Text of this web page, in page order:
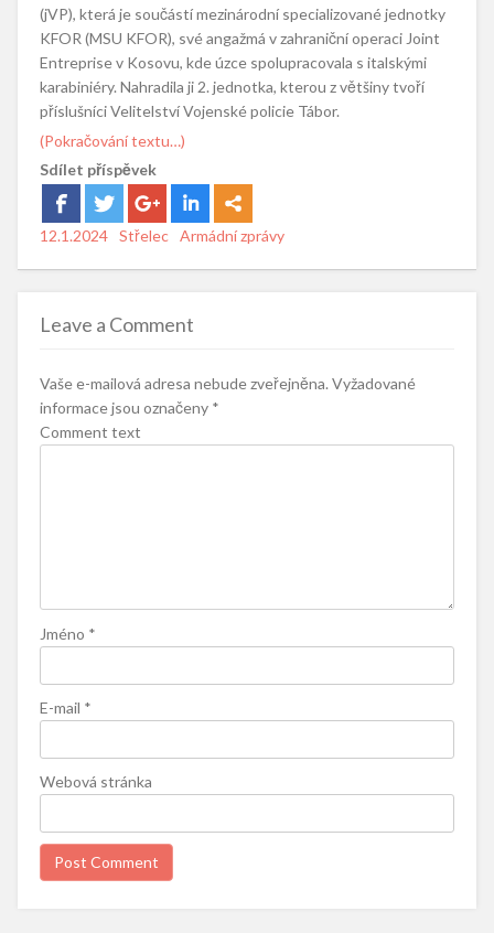
(jVP), která je součástí mezinárodní specializované jednotky
KFOR (MSU KFOR), své angažmá v zahraniční operaci Joint
Entreprise v Kosovu, kde úzce spolupracovala s italskými
karabiniéry. Nahradila ji 2. jednotka, kterou z většiny tvoří
příslušníci Velitelství Vojenské policie Tábor.
(Pokračování textu…)
Sdílet příspěvek
Posted
12.1.2024 Author
Střelec Categories
Armádní zprávy
Leave a Comment
Vaše e-mailová adresa nebude zveřejněna. Vyžadované
informace jsou označeny *
Comment text
Jméno *
E-mail *
Webová stránka